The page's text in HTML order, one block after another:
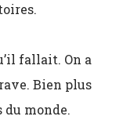
fallait. On a
Bien plus
monde.